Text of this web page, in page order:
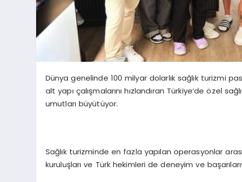
Dünya genelinde 100 milyar dolarlık sağlık turizmi
alt yapı çalışmalarını hızlandıran Türkiye’de özel
umutları büyütüyor.
Sağlık turizminde en fazla yapılan operasyonlar
kuruluşları ve Türk hekimleri de deneyim ve